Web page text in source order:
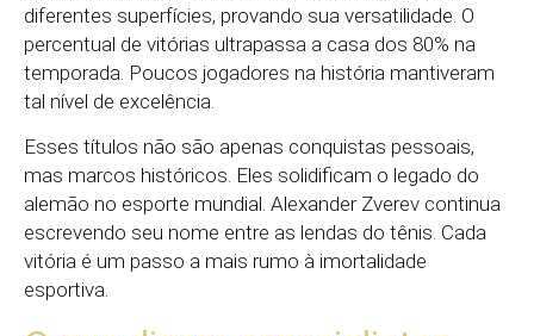
diferentes superfícies, provando sua versatilidade. O
percentual de vitórias ultrapassa a casa dos 80% na
temporada. Poucos jogadores na história mantiveram
tal nível de excelência.
Esses títulos não são apenas conquistas pessoais,
mas marcos históricos. Eles solidificam o legado do
alemão no esporte mundial. Alexander Zverev continua
escrevendo seu nome entre as lendas do tênis. Cada
vitória é um passo a mais rumo à imortalidade
esportiva.